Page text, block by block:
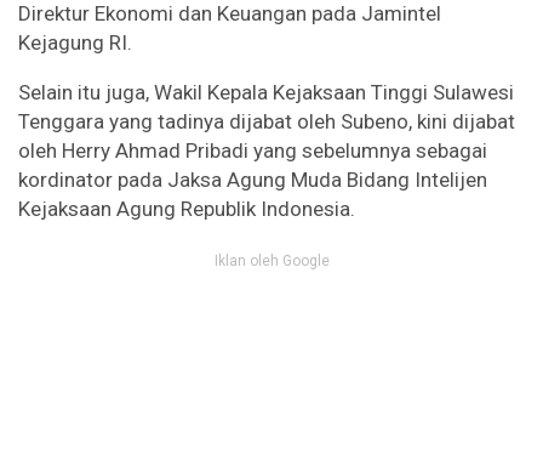
Direktur Ekonomi dan Keuangan pada Jamintel
Kejagung RI.
Selain itu juga, Wakil Kepala Kejaksaan Tinggi Sulawesi
Tenggara yang tadinya dijabat oleh Subeno, kini dijabat
oleh Herry Ahmad Pribadi yang sebelumnya sebagai
kordinator pada Jaksa Agung Muda Bidang Intelijen
Kejaksaan Agung Republik Indonesia.
Iklan oleh Google